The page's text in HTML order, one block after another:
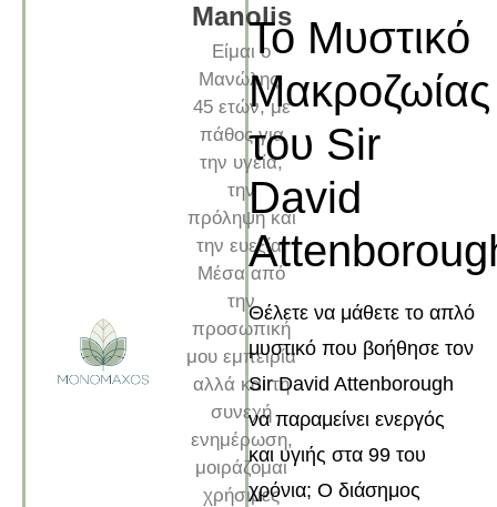
Manolis
Είμαι ο
Μανώλης,
45 ετών, με
πάθος για
την υγεία,
την
πρόληψη και
την ευεξία.
Μέσα από
την
προσωπική
μου εμπειρία
αλλά και τη
συνεχή
ενημέρωση,
μοιράζομαι
χρήσιμες
Το Μυστικό
Μακροζωίας
του Sir
David
Θέλετε να μάθετε το απλό
μυστικό που βοήθησε τον
Sir David Attenborough
να παραμείνει ενεργός
και υγιής στα 99 του
χρόνια; Ο διάσημος